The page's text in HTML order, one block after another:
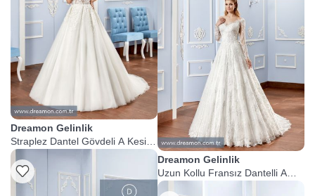
Dreamon Gelinlik
Straplez Dantel Gövdeli A Kesim
Gelinlik
Dreamon Gelinlik
Uzun Kollu Fransız Dantelli A
Kesim Gelinlik